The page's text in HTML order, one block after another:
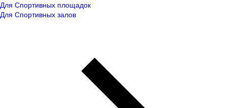
Для Спортивных площадок
Для Спортивных залов